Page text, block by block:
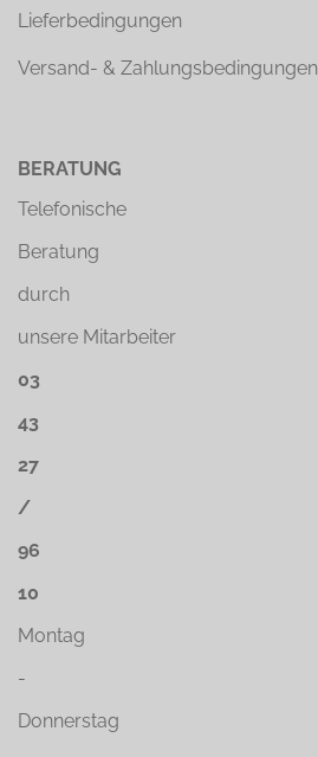
Lieferbedingungen
Versand- & Zahlungsbedingungen
BERATUNG
Telefonische
Beratung
durch
unsere Mitarbeiter
03
43
27
/
96
10
Montag
-
Donnerstag